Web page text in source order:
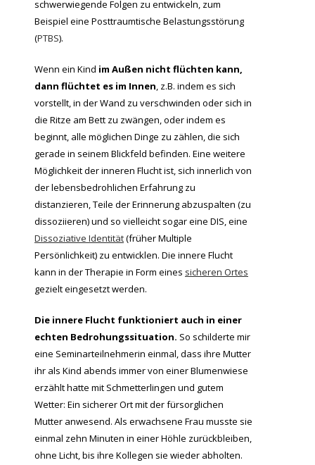
schwerwiegende Folgen zu entwickeln, zum
Beispiel eine Posttraumtische Belastungsstörung
(PTBS).
Wenn ein Kind im Außen nicht flüchten kann,
dann flüchtet es im Innen, z.B. indem es sich
vorstellt, in der Wand zu verschwinden oder sich in
die Ritze am Bett zu zwängen, oder indem es
beginnt, alle möglichen Dinge zu zählen, die sich
gerade in seinem Blickfeld befinden. Eine weitere
Möglichkeit der inneren Flucht ist, sich innerlich von
der lebensbedrohlichen Erfahrung zu
distanzieren, Teile der Erinnerung abzuspalten (zu
dissoziieren) und so vielleicht sogar eine DIS, eine
Dissoziative Identität(früher Multiple
Persönlichkeit) zu entwicklen. Die innere Flucht
kann in der Therapie in Form eines sicheren Ortes
gezielt eingesetzt werden.
Die innere Flucht funktioniert auch in einer
echten Bedrohungssituation. So schilderte mir
eine Seminarteilnehmerin einmal, dass ihre Mutter
ihr als Kind abends immer von einer Blumenwiese
erzählt hatte mit Schmetterlingen und gutem
Wetter: Ein sicherer Ort mit der fürsorglichen
Mutter anwesend. Als erwachsene Frau musste sie
einmal zehn Minuten in einer Höhle zurückbleiben,
ohne Licht, bis ihre Kollegen sie wieder abholten.